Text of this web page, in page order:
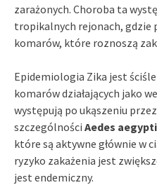
zarażonych. Choroba ta
tropikalnych rejonach, gdzie
komarów, które roznoszą
Epidemiologia Zika jest
komarów działających jako
występują po ukąszeniu
szczególności Aedes aegypti
które są aktywne głównie w
ryzyko zakażenia jest
jest endemiczny.